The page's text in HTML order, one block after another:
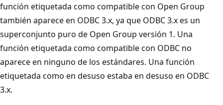
función etiquetada como compatible con Open Group
también aparece en ODBC 3.x, ya que ODBC 3.x es un
superconjunto puro de Open Group versión 1. Una
función etiquetada como compatible con ODBC no
aparece en ninguno de los estándares. Una función
etiquetada como en desuso estaba en desuso en ODBC
3.x.